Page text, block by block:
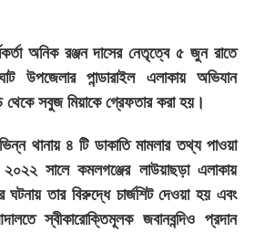
অনিক রঞ্জন দাসের নেতৃত্বে ৫ জুন রাতে
উপজেলার পান্ডারাইল এলাকায় অভিযান
থেকে সবুজ মিয়াকে গ্রেফতার করা হয়।
থানায় ৪ টি ডাকাতি মামলার তথ্য পাওয়া
সালে কমলগঞ্জের লাউয়াছড়া এলাকায়
ঘটনায় তার বিরুদ্ধে চার্জশিট দেওয়া হয় এবং
স্বীকারোক্তিমূলক জবানবন্দিও প্রদান